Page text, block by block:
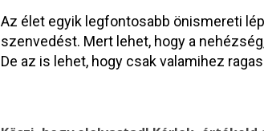
Az élet egyik legfontosabb önismereti
szenvedést. Mert lehet, hogy a
De az is lehet, hogy csak valamihez